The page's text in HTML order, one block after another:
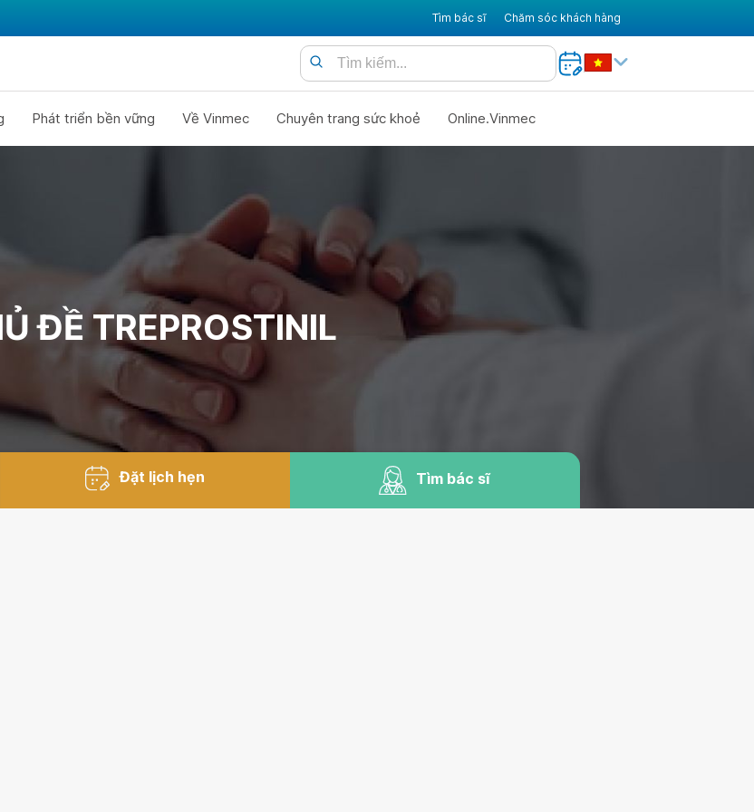
Tìm bác sĩ Chăm sóc khách hàng
Phát triển bền vững Về Vinmec Chuyên trang sức khoẻ Online.Vinmec
ĐỀ TREPROSTINIL
Đặt lịch hẹn Tìm bác sĩ